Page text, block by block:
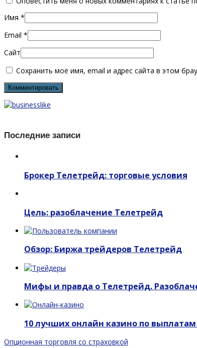
Имя *
Email *
Сайт
Сохранить моё имя, email и адрес сайта в этом
Последние записи
Брокер Телетрейд: торговые условия
Цель: разоблачение Телетрейд
Обзор: Биржа трейдеров Телетрейд
Мифы и правда о Телетрейд.
10 лучших онлайн казино по
Опционная торговля со страховкой